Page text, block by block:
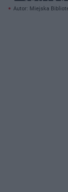
Autor: Miejska